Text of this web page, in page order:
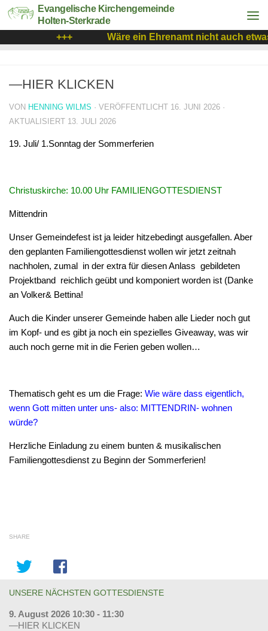
Evangelische Kirchengemeinde
Holten-Sterkrade
+++
Wäre ein Ehrenamt nicht auch
—HIER KLICKEN
VON HENNING WILMS · VERÖFFENTLICHT 16. JUNI 2026 ·
AKTUALISIERT 13. JULI 2026
19. Juli/ 1.Sonntag der Sommerferien
Christuskirche: 10.00 Uhr FAMILIENGOTTESDIENST
Mittendrin
Unser Gemeindefest ist ja leider hitzebedingt ausgefallen. Aber
den geplanten Familiengottesdienst wollen wir jetzt zeitnah
nachholen, zumal in der extra für diesen Anlass gebildeten
Projektband reichlich geübt und komponiert worden ist (Danke
an Volker& Bettina!
Auch die Kinder unserer Gemeinde haben alle Lieder noch gut
im Kopf- und es gibt ja noch ein spezielles Giveaway, was wir
auch noch gerne mit in die Ferien geben wollen…
Thematisch geht es um die Frage: Wie wäre dass eigentlich,
wenn Gott mitten unter uns- also: MITTENDRIN- wohnen
würde?
Herzliche Einladung zu einem bunten & musikalischen
Familiengottesdienst zu Beginn der Sommerferien!
SHARE
UNSERE NÄCHSTEN GOTTESDIENSTE
9. August 2026 10:30 - 11:30
—HIER KLICKEN